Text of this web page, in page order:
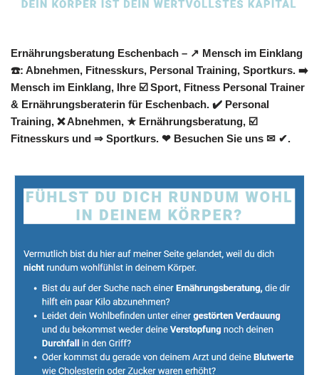
Ernährungsberatung Eschenbach – ↗️ Mensch im Einklang
☎️: Abnehmen, Fitnesskurs, Personal Training, Sportkurs. ➡️
Mensch im Einklang, Ihre ☑️ Sport, Fitness Personal Trainer
& Ernährungsberaterin für Eschenbach. ✔️ Personal
Training, ❌ Abnehmen, ★ Ernährungsberatung, ☑️
Fitnesskurs und ⇒ Sportkurs. ❤ Besuchen Sie uns ✉ ✔.